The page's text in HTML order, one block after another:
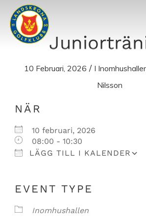
10 Februari, 2026 / I
Nilsson
NÄR
10 februari, 2026
08:00 - 10:30
LÄGG TILL I KALENDER
Ladda ner ICS
EVENT TYPE
Inomhushallen